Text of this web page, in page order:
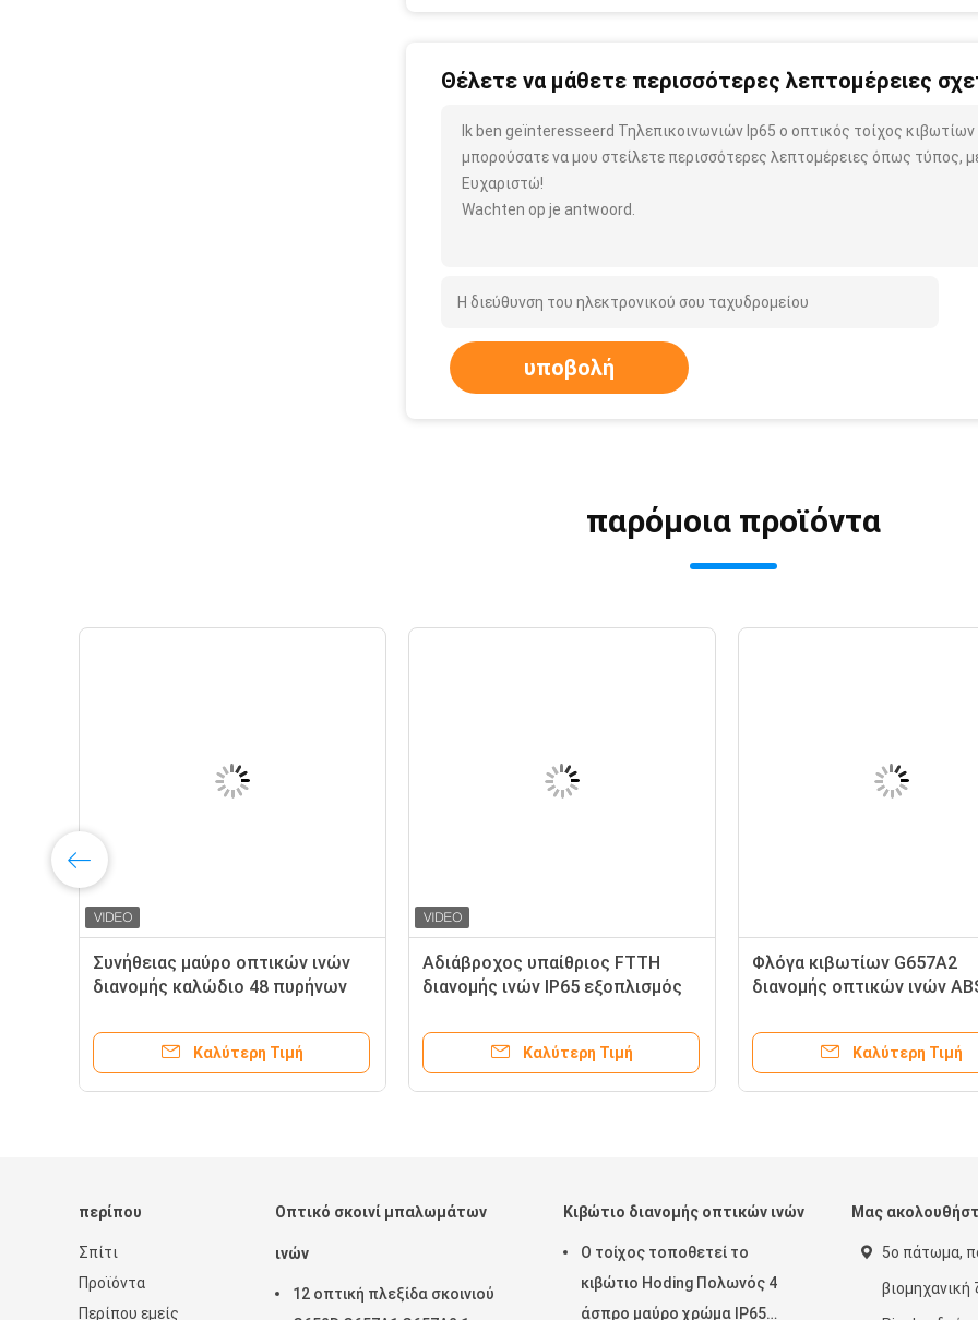
Θέλετε να μάθετε περισσότερες λεπτομέρειες
Ik ben geïnteresseerd Τηλεπικοινωνιών Ip65 ο οπτικός τοίχος
μπορούσατε να μου στείλετε περισσότερες λεπτομέρειες όπως τύπος,
Ευχαριστώ!
Wachten op je antwoord.
υποβολή
παρόμοια προϊόντα
Συνήθειας μαύρο οπτικών ινών
διανομής καλώδιο 48 πυρήνων
Καλύτερη Τιμή
Αδιάβροχος υπαίθριος FTTH
διανομής ινών IP65 εξοπλισμός
Καλύτερη Τιμή
Φλόγα κιβωτίων G657A2
διανομής οπτικών ινών
καθυστερών
Καλύτερη Τιμή
περίπου
Σπίτι
Προϊόντα
Περίπου εμείς
Οπτικό σκοινί μπαλωμάτων
ινών
12 οπτική πλεξίδα σκοινιού
Κιβώτιο διανομής οπτικών ινών
Ο τοίχος τοποθετεί το
κιβώτιο Hoding Πολωνός 4
άσπρο μαύρο χρώμα IP65
Μας
5ο πάτωμα,
βιομηχανική